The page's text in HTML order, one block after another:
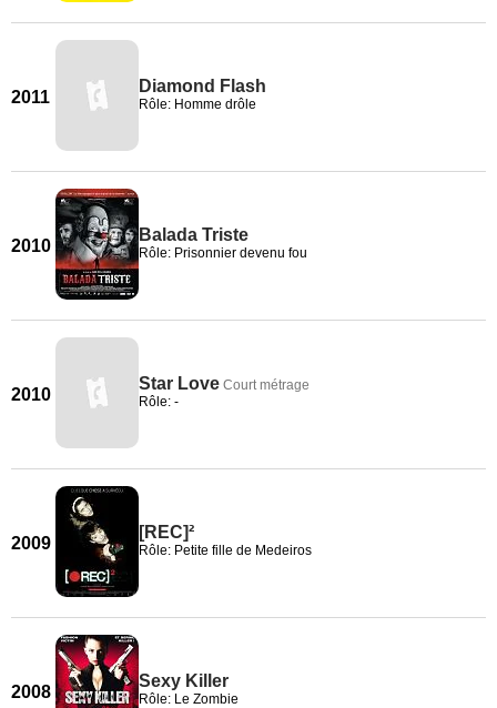
2011
Diamond Flash
Rôle: Homme drôle
2010
Balada Triste
Rôle: Prisonnier devenu fou
2010
Star Love Court métrage
Rôle: -
2009
[REC]²
Rôle: Petite fille de Medeiros
2008
Sexy Killer
Rôle: Le Zombie